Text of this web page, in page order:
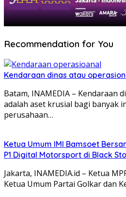
Recommendation for You
Kendaraan dinas atau
Batam, INAMEDIA – Kendaraan
adalah aset krusial bagi banyak
perusahaan…
Ketua Umum IMI Bamsoet
P1 Digital Motorsport di Black
Jakarta, INAMEDIA.id – Ketua
Ketua Umum Partai Golkar dan